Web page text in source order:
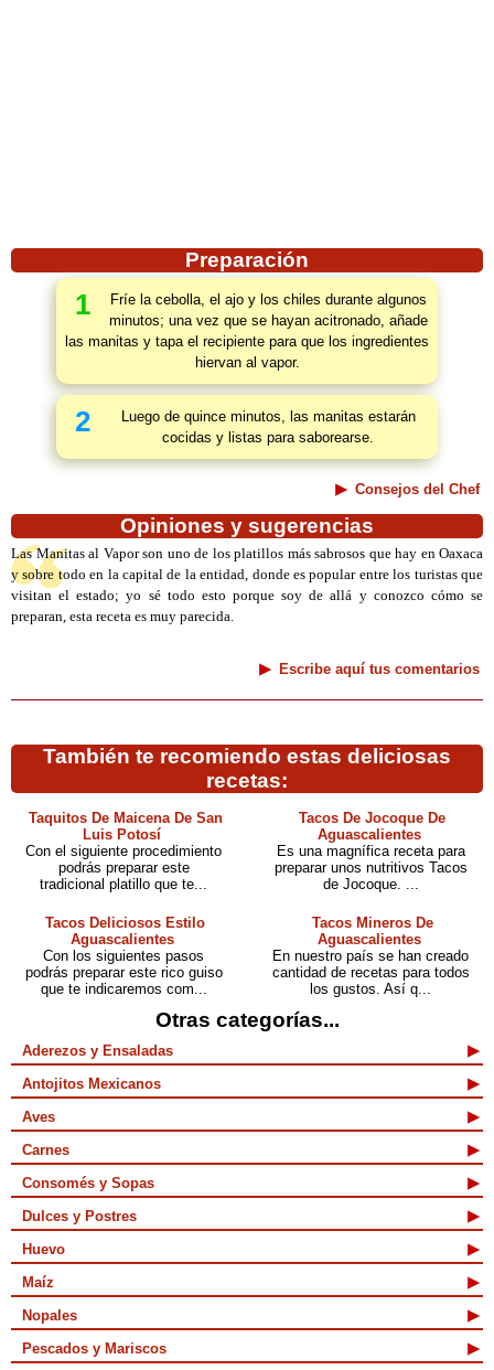
Preparación
1
Fríe la cebolla, el ajo y los chiles durante algunos
minutos; una vez que se hayan acitronado, añade
las manitas y tapa el recipiente para que los ingredientes
hiervan al vapor.
2
Luego de quince minutos, las manitas estarán
cocidas y listas para saborearse.
Consejos del Chef
Opiniones y sugerencias
Las Manitas al Vapor son uno de los platillos más sabrosos que hay en Oaxaca
y sobre todo en la capital de la entidad, donde es popular entre los turistas que
visitan el estado; yo sé todo esto porque soy de allá y conozco cómo se
preparan, esta receta es muy parecida.
Escribe aquí tus comentarios
También te recomiendo estas deliciosas
recetas:
Taquitos De Maicena De San
Luis Potosí
Con el siguiente procedimiento
podrás preparar este
tradicional platillo que te...
Tacos De Jocoque De
Aguascalientes
Es una magnífica receta para
preparar unos nutritivos Tacos
de Jocoque. ...
Tacos Deliciosos Estilo
Aguascalientes
Con los siguientes pasos
podrás preparar este rico guiso
que te indicaremos com...
Tacos Mineros De
Aguascalientes
En nuestro país se han creado
cantidad de recetas para todos
los gustos. Así q...
Otras categorías...
Aderezos y Ensaladas
Antojitos Mexicanos
Aves
Carnes
Consomés y Sopas
Dulces y Postres
Huevo
Maíz
Nopales
Pescados y Mariscos